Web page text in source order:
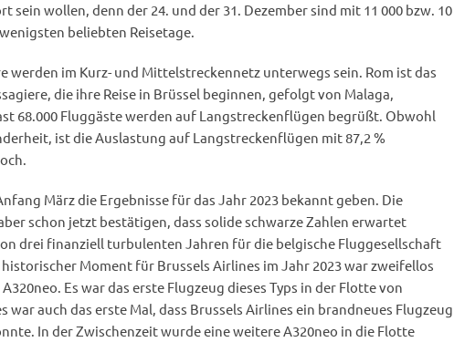
sein wollen, denn der 24. und der 31. Dezember sind mit 11 000 bzw. 10
beliebten Reisetage.
werden im Kurz- und Mittelstreckennetz unterwegs sein. Rom ist das
die ihre Reise in Brüssel beginnen, gefolgt von Malaga,
68.000 Fluggäste werden auf Langstreckenflügen begrüßt. Obwohl
ist die Auslastung auf Langstreckenflügen mit 87,2 %
März die Ergebnisse für das Jahr 2023 bekannt geben. Die
schon jetzt bestätigen, dass solide schwarze Zahlen erwartet
drei finanziell turbulenten Jahren für die belgische Fluggesellschaft
Moment für Brussels Airlines im Jahr 2023 war zweifellos
Es war das erste Flugzeug dieses Typs in der Flotte von
war auch das erste Mal, dass Brussels Airlines ein brandneues Flugzeug
In der Zwischenzeit wurde eine weitere A320neo in die Flotte